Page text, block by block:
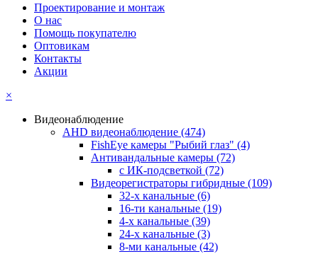
Проектирование и монтаж
О нас
Помощь покупателю
Оптовикам
Контакты
Акции
×
Видеонаблюдение
AHD видеонаблюдение (474)
FishEye камеры "Рыбий глаз" (4)
Антивандальные камеры (72)
с ИК-подсветкой (72)
Видеорегистраторы гибридные (109)
32-х канальные (6)
16-ти канальные (19)
4-х канальные (39)
24-х канальные (3)
8-ми канальные (42)